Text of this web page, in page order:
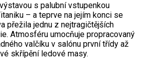
s palubní vstupenkou
– a teprve na jejím konci se
přežila jednu z nejtragičtějších
Atmosféru umocňuje propracovaný
valčíku v salónu první třídy až
skřípění ledové masy.